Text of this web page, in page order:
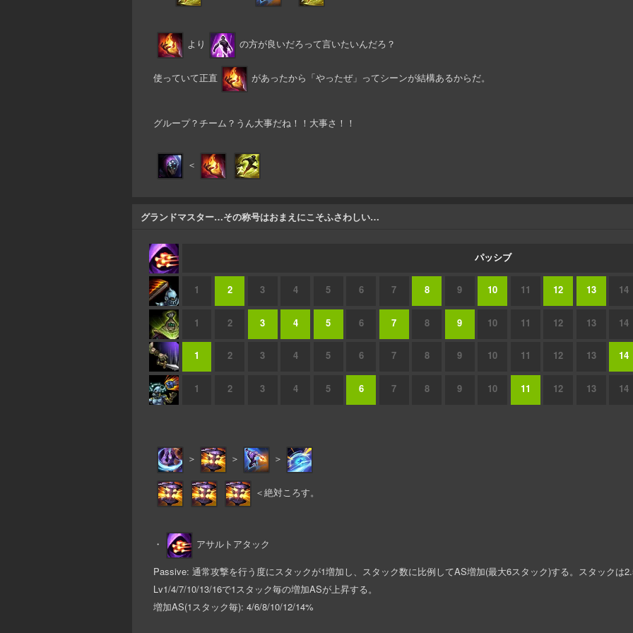
より の方が良いだろって言いたいんだろ？
使っていて正直 があったから「やったぜ」ってシーンが結構あるからだ。
グループ？チーム？うん大事だね！！大事さ！！
＜
グランドマスター…その称号はおまえにこそふさわしい…
パッシブ
1 2 3 4 5 6 7 8 9 10 11 12 13 14
1 2 3 4 5 6 7 8 9 10 11 12 13 14
1 2 3 4 5 6 7 8 9 10 11 12 13 14
1 2 3 4 5 6 7 8 9 10 11 12 13 14
＞ ＞ ＞
＜絶対ころす。
・ アサルトアタック
Passive: 通常攻撃を行う度にスタックが1増加し、スタック数に比例してAS増加(最大6スタック)する。スタックは
Lv1/4/7/10/13/16で1スタック毎の増加ASが上昇する。
増加AS(1スタック毎): 4/6/8/10/12/14%